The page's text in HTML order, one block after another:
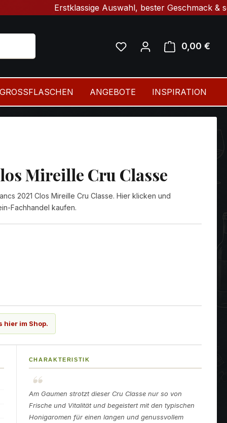
Erstklassige Auswahl, bester Geschmack &
Du hast 0 Produkte auf
0,00 €
GROSSFLASCHEN ANGEBOTE INSPIRATION
Mireille Cru Classe
2021 Clos Mireille Cru Classe. Hier klicken und
Fachhandel kaufen.
hier im Shop.
CHARAKTERISTIK
Am Gaumen strotzt dieser Cru Classe nur so von
Frische und Vitalität und begeistert mit den typischen
Honigaromen für einen langen und genussvollem